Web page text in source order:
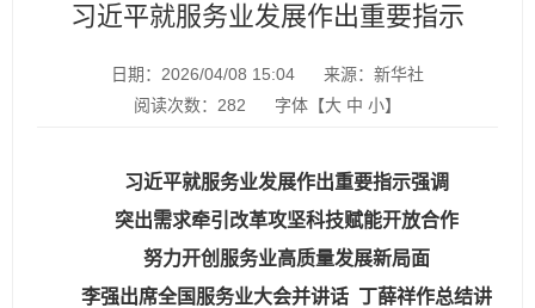
习近平就服务业发展作出重要指示
日期：2026/04/08 15:04
来源：新华社
阅读次数： 282 字体【大 中 小】
习近平就服务业发展作出重要指示强调
突出需求牵引改革攻坚科技赋能开放合作
努力开创服务业高质量发展新局面
李强出席全国服务业大会并讲话 丁薛祥作总结讲